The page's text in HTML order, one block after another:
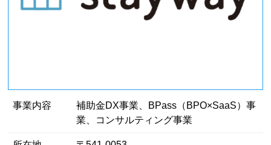
事業内容
補助金DX事業、BPass（BPO×SaaS）事
業、コンサルティング事業